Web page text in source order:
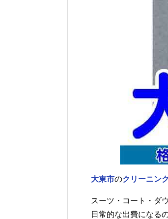
大東市のクリーニン
スーツ・コート・ダ
日常的な出費になる